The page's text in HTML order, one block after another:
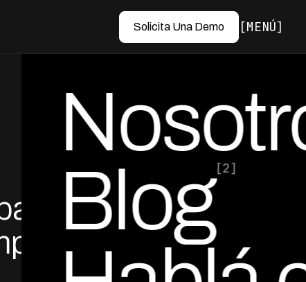
Solicita Una Demo MENÚ
Blog[2]
por Ed Escobar
Co-Founder & CEO